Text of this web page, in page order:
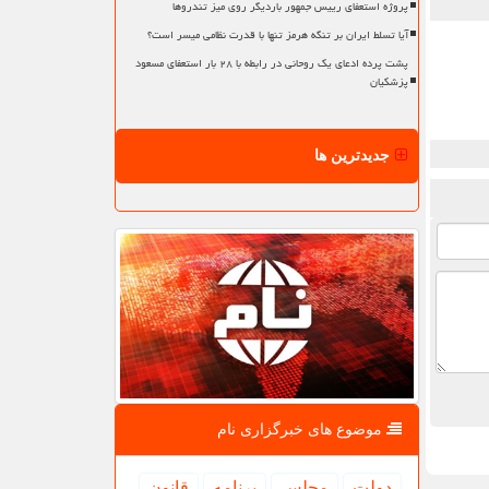
پروژه استعفای رییس جمهور باردیگر روی میز تندروها
آیا تسلط ایران بر تنگه هرمز تنها با قدرت نظامی میسر است؟
پشت پرده ادعای یک روحانی در رابطه با ۲۸ بار استعفای مسعود
پزشکیان
جدیدترین ها
موضوع های خبرگزاری نام